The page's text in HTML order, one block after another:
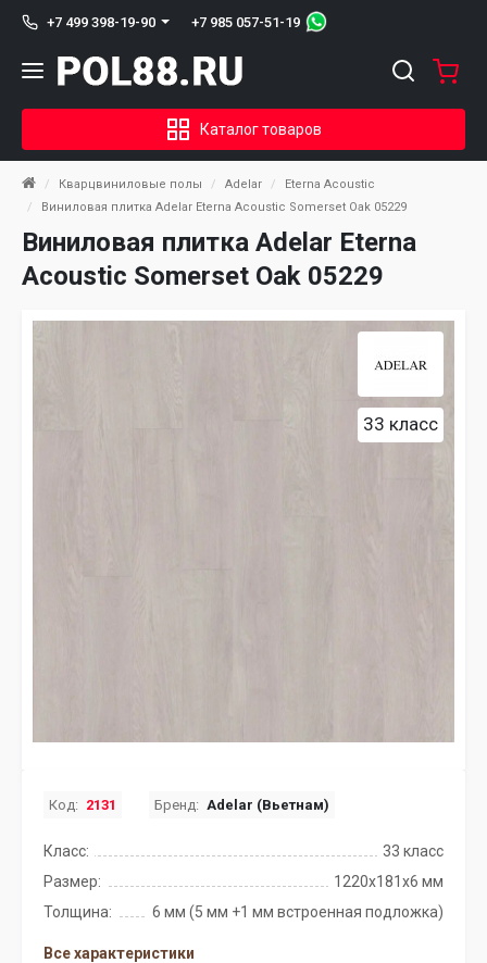
+7 499 398-19-90 +7 985 057-51-19
Каталог товаров
Кварцвиниловые полы Adelar
Eterna Acoustic
Виниловая плитка Adelar Eterna Acoustic Somerset Oak 05229
Виниловая плитка Adelar Eterna
Acoustic Somerset Oak 05229
33 класс
Код: 2131 Бренд: Adelar (Вьетнам)
Класс:
33 класс
Размер:
1220х181х6 мм
Толщина:
6 мм (5 мм +1 мм встроенная подложка)
Все характеристики